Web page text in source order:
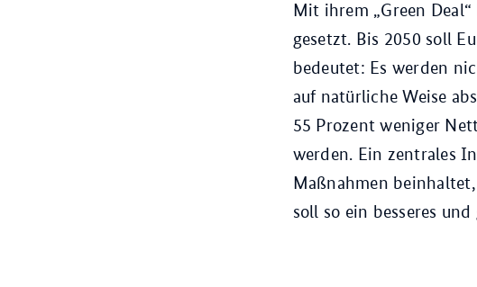
Mit ihrem „Green
gesetzt. Bis 2050 soll
bedeutet: Es werden
auf natürliche Weise
55 Prozent weniger
werden. Ein zentrales
Maßnahmen
soll so ein besseres